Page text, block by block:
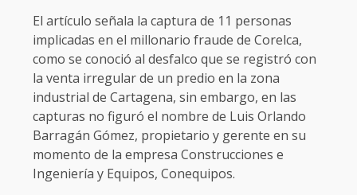
El artículo señala la captura de 11 personas
implicadas en el millonario fraude de Corelca,
como se conoció al desfalco que se registró con
la venta irregular de un predio en la zona
industrial de Cartagena, sin embargo, en las
capturas no figuró el nombre de Luis Orlando
Barragán Gómez, propietario y gerente en su
momento de la empresa Construcciones e
Ingeniería y Equipos, Conequipos.